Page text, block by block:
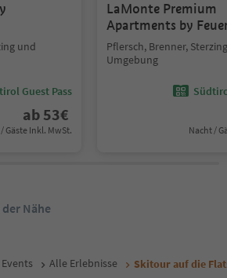
und
Guest Pass
ab 53€
Gäste Inkl. MwSt.
LaMonte Premium
Apartments by
Pflersch, Brenner,
Umgebung
Nacht /
Nähe
Alle Erlebnisse Skitour auf die